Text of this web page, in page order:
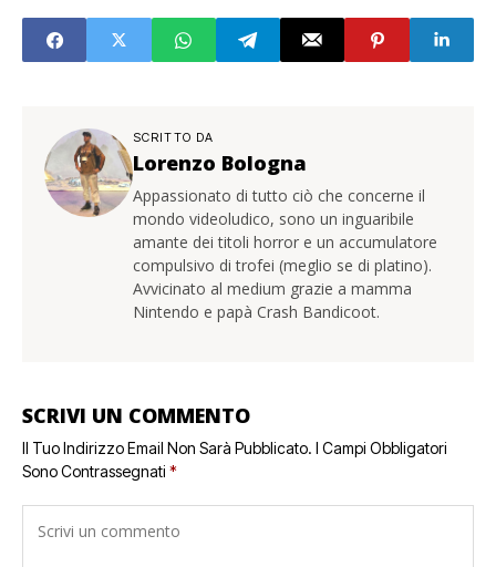
SCRITTO DA
Lorenzo Bologna
Appassionato di tutto ciò che concerne il
mondo videoludico, sono un inguaribile
amante dei titoli horror e un accumulatore
compulsivo di trofei (meglio se di platino).
Avvicinato al medium grazie a mamma
Nintendo e papà Crash Bandicoot.
SCRIVI UN COMMENTO
Il Tuo Indirizzo Email Non Sarà Pubblicato. I Campi Obbligatori
Sono Contrassegnati *